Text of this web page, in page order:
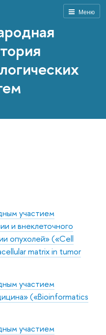
Меню
участием
и внеклеточного
опухолей» («Cell
matrix in tumor
участием
(«Bioinformatics
участием